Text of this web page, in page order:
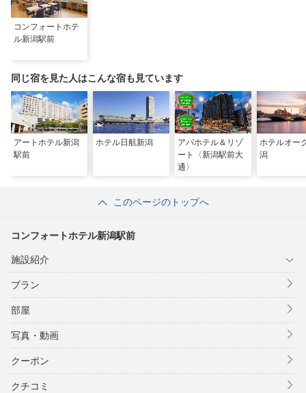
コンフォートホテ
ル新潟駅前
同じ宿を見た人はこんな宿も見ています
アートホテル新潟
駅前
ホテル日航新潟
アパホテル＆リゾ
ート〈新潟駅前大
通〉
ホテルオー
潟
このページのトップへ
コンフォートホテル新潟駅前
施設紹介
プラン
部屋
写真・動画
クーポン
クチコミ